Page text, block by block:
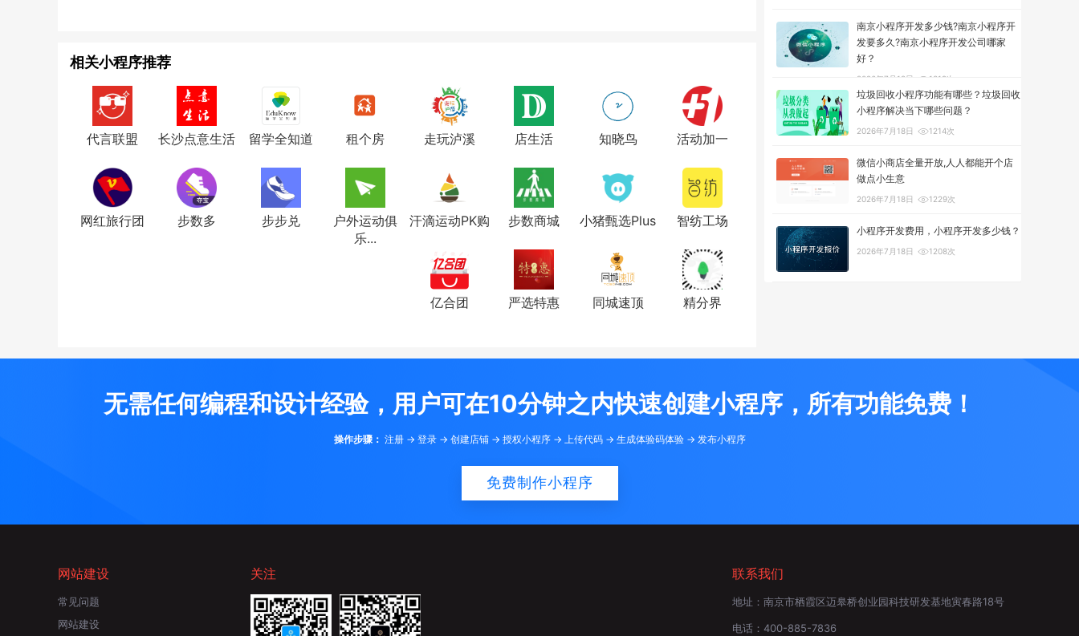
相关小程序推荐
代言联盟 长沙点意生活 留学全知道 租个房 走玩泸溪 店生活 知晓鸟 活动加一
网红旅行团 步数多 步步兑
户外运动俱
乐...
汗滴运动PK购 步数商城 小猪甄选Plus 智纺工场
亿合团 严选特惠 同城速顶 精分界
南京小程序开发多少钱?南京小程序开
发要多久?南京小程序开发公司哪家
好？
2026年7月18日 1319次
垃圾回收小程序功能有哪些？垃圾回收
小程序解决当下哪些问题？
2026年7月18日 1214次
微信小商店全量开放,人人都能开个店
做点小生意
2026年7月18日 1229次
小程序开发费用，小程序开发多少钱？
2026年7月18日 1208次
无需任何编程和设计经验，用户可在10分钟之内快速创建小程序，所有功能免费！
操作步骤： 注册 -> 登录 -> 创建店铺 -> 授权小程序 -> 上传代码 -> 生成体验码体验 -> 发布小程序
免费制作小程序
网站建设
常见问题
网站建设
关注 联系我们
地址： 南京市栖霞区迈皋桥创业园科技研发基地寅春路18号
电话： 400-885-7836